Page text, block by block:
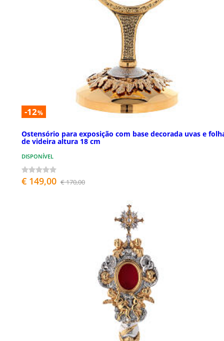
-12%
Ostensório para exposição com base decorada uvas e
de videira altura 18 cm
DISPONÍVEL
€ 149,00 € 170,00